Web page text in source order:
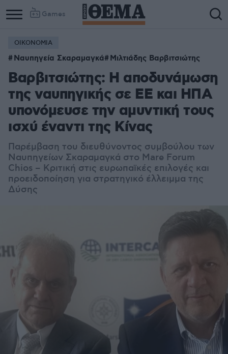
Games
ΟΙΚΟΝΟΜΙΑ
Ναυπηγεία Σκαραμαγκά Μιλτιάδης Βαρβιτσιώτης
Βαρβιτσιώτης: Η αποδυνάμωση
της ναυπηγικής σε ΕΕ και ΗΠΑ
υπονόμευσε την αμυντική τους
ισχύ έναντι της Κίνας
Παρέμβαση του διευθύνοντος συμβούλου των
Ναυπηγείων Σκαραμαγκά στο Mare Forum
Chios – Κριτική στις ευρωπαϊκές επιλογές και
προειδοποίηση για στρατηγικό έλλειμμα της
Δύσης